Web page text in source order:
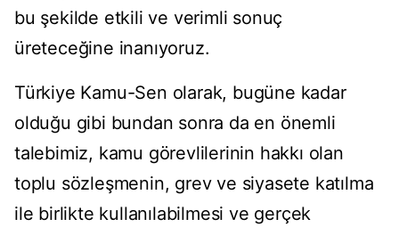
bu şekilde etkili ve verimli sonuç
üreteceğine inanıyoruz.
Türkiye Kamu-Sen olarak, bugüne kadar
olduğu gibi bundan sonra da en önemli
talebimiz, kamu görevlilerinin hakkı olan
toplu sözleşmenin, grev ve siyasete katılma
ile birlikte kullanılabilmesi ve gerçek